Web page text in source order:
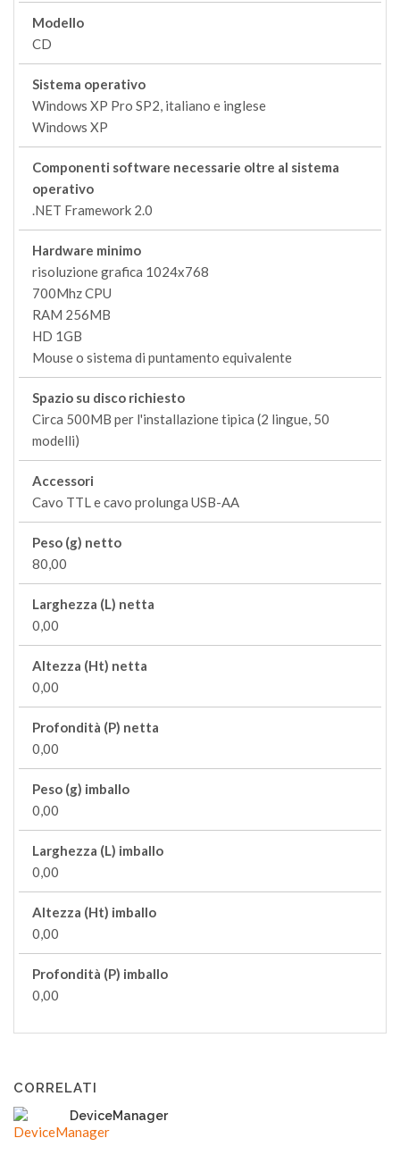
Modello
CD
Sistema operativo
Windows XP Pro SP2, italiano e inglese
Windows XP
Componenti software necessarie oltre al sistema
operativo
.NET Framework 2.0
Hardware minimo
risoluzione grafica 1024x768
700Mhz CPU
RAM 256MB
HD 1GB
Mouse o sistema di puntamento equivalente
Spazio su disco richiesto
Circa 500MB per l'installazione tipica (2 lingue, 50
modelli)
Accessori
Cavo TTL e cavo prolunga USB-AA
Peso (g) netto
80,00
Larghezza (L) netta
0,00
Altezza (Ht) netta
0,00
Profondità (P) netta
0,00
Peso (g) imballo
0,00
Larghezza (L) imballo
0,00
Altezza (Ht) imballo
0,00
Profondità (P) imballo
0,00
CORRELATI
DeviceManager